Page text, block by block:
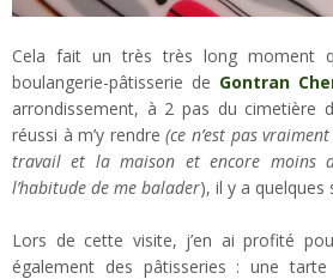
Cela fait un très très long moment
boulangerie-pâtisserie de Gontran
arrondissement, à 2 pas du cimetière
réussi à m’y rendre(ce n’est pas
travail et la maison et encore moins
l’habitude de me balader), il y a quelques
Lors de cette visite, j’en ai profité
également des pâtisseries : une